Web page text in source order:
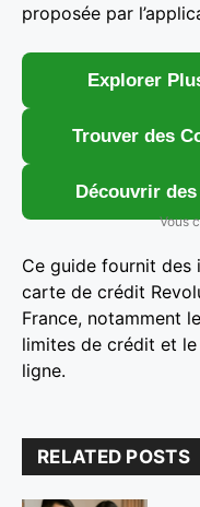
proposée par
Explorer
Trouver des
Découvrir
Vous
Ce guide fournit des
carte de crédit
France, notamment
limites de crédit et
ligne.
RELATED POSTS